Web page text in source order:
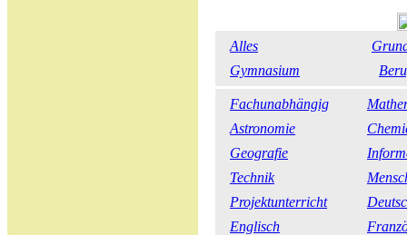
Alles
Gymnasium
Fachunabhängig
Astronomie
Geografie
Technik
Projektunterricht
Englisch